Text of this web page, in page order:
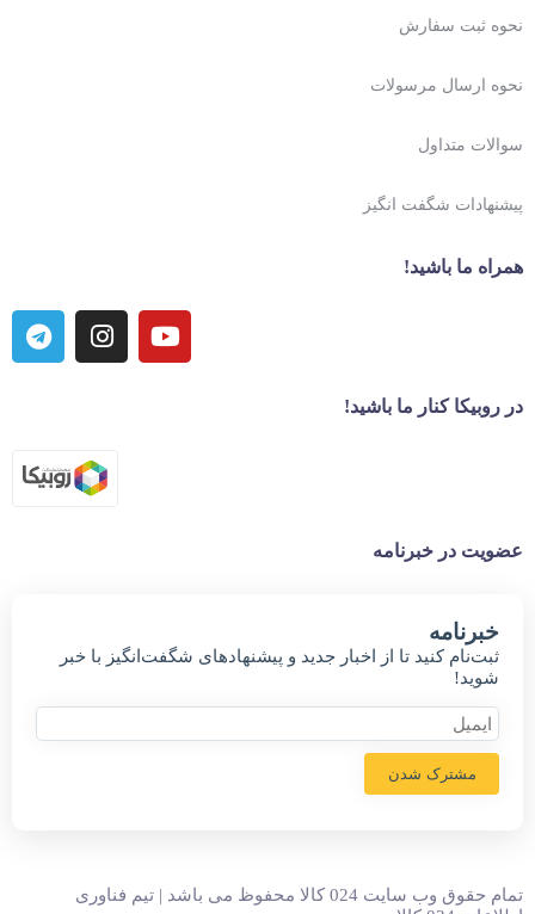
نحوه ثبت سفارش
نحوه ارسال مرسولات
سوالات متداول
پیشنهادات شگفت انگیز
همراه ما باشید!
در روبیکا کنار ما باشید!
عضویت در خبرنامه
خبر‌نامه
ثبت‌نام کنید تا از اخبار جدید و پیشنهاد‌های شگفت‌انگیز با خبر
شوید!
مشترک شدن
تمام حقوق وب سایت 024 کالا محفوظ می باشد | تیم فناوری